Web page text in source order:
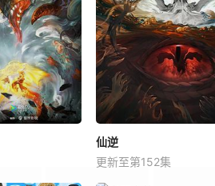
仙逆
更新至第152集